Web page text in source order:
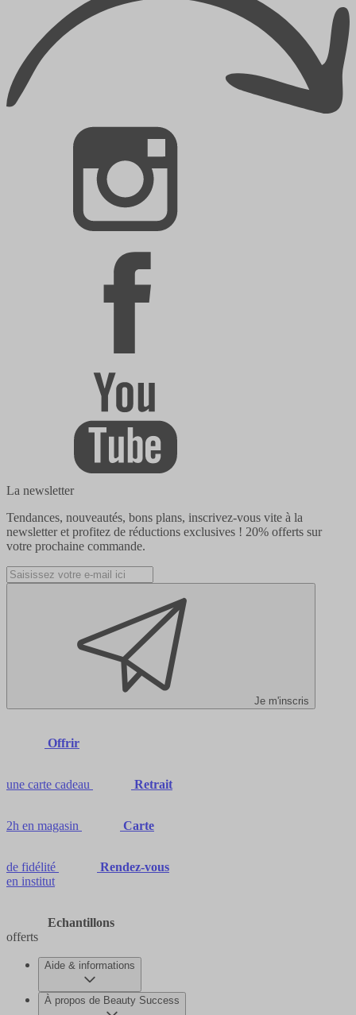
La newsletter
Tendances, nouveautés, bons plans, inscrivez-vous vite à la
newsletter et profitez de réductions exclusives ! 20% offerts sur
votre prochaine commande.
Je m'inscris
Offrir
une carte cadeau Retrait
2h en magasin Carte
de fidélité
Rendez-vous
en institut
Echantillons
offerts
Aide & informations
À propos de Beauty Success